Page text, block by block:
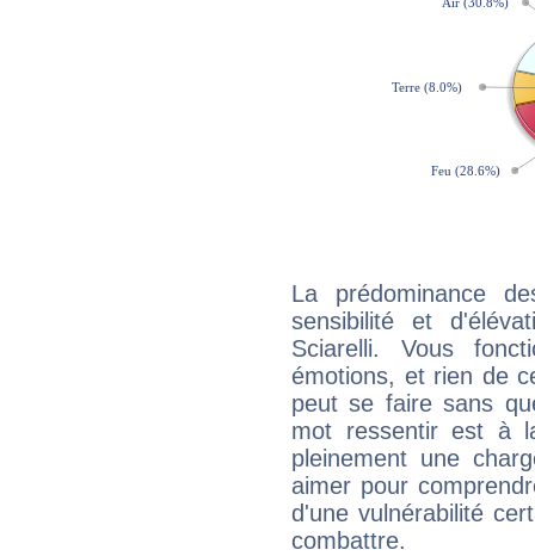
La prédominance
sensibilité et
Sciarelli. Vous
émotions, et rien de
peut se faire sans
mot ressentir est à
pleinement une
aimer pour
d'une vulnérabilité
combattre.